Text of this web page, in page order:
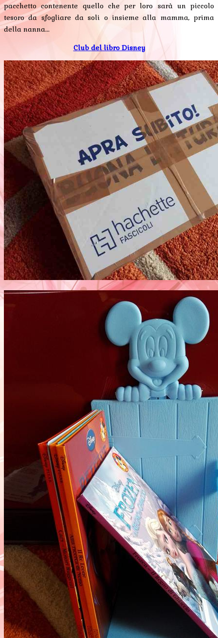
pacchetto contenente quello che per loro sarà un piccolo
tesoro da sfogliare da soli o insieme alla mamma, prima
della nanna...
Club del libro Disney